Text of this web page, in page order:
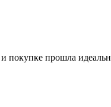
прошла